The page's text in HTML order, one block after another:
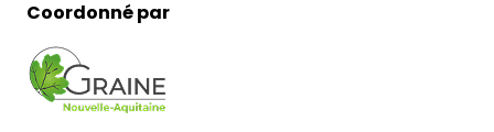
Coordonné par